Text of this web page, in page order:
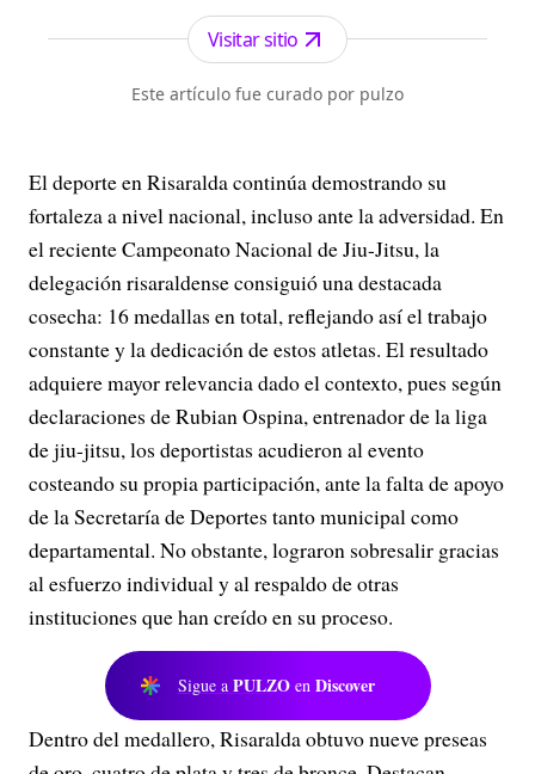
Visitar sitio
Este artículo fue curado por pulzo
El deporte en Risaralda continúa demostrando su
fortaleza a nivel nacional, incluso ante la adversidad. En
el reciente Campeonato Nacional de Jiu-Jitsu, la
delegación risaraldense consiguió una destacada
cosecha: 16 medallas en total, reflejando así el trabajo
constante y la dedicación de estos atletas. El resultado
adquiere mayor relevancia dado el contexto, pues según
declaraciones de Rubian Ospina, entrenador de la liga
de jiu-jitsu, los deportistas acudieron al evento
costeando su propia participación, ante la falta de apoyo
de la Secretaría de Deportes tanto municipal como
departamental. No obstante, lograron sobresalir gracias
al esfuerzo individual y al respaldo de otras
instituciones que han creído en su proceso.
Sigue a PULZO en Discover
Dentro del medallero, Risaralda obtuvo nueve preseas